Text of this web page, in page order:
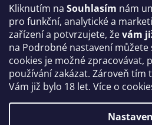
Kliknutím na Souhlasím nám
pro funkční, analytické a
zařízení a potvrzujete, ževám
na Podrobné nastavení
cookies je možné zpracovávat,
používání zakázat. Zároveň tím
Vám již bylo 18 let. Více o
Přijímáme